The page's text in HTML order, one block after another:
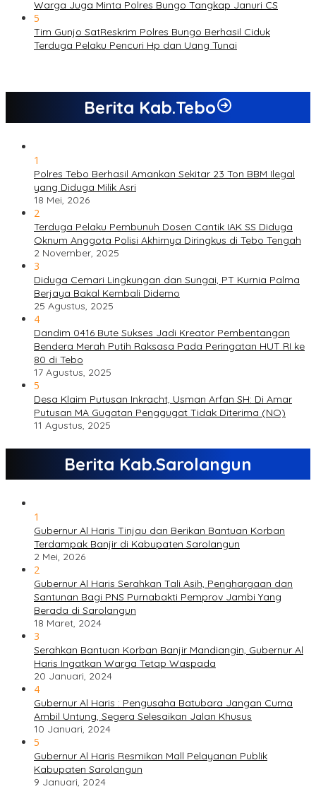
Warga Juga Minta Polres Bungo Tangkap Januri CS
5
Tim Gunjo SatReskrim Polres Bungo Berhasil Ciduk
Terduga Pelaku Pencuri Hp dan Uang Tunai
Berita Kab.Tebo
1
Polres Tebo Berhasil Amankan Sekitar 23 Ton BBM Ilegal
yang Diduga Milik Asri
18 Mei, 2026
2
Terduga Pelaku Pembunuh Dosen Cantik IAK SS Diduga
Oknum Anggota Polisi Akhirnya Diringkus di Tebo Tengah
2 November, 2025
3
Diduga Cemari Lingkungan dan Sungai, PT Kurnia Palma
Berjaya Bakal Kembali Didemo
25 Agustus, 2025
4
Dandim 0416 Bute Sukses Jadi Kreator Pembentangan
Bendera Merah Putih Raksasa Pada Peringatan HUT RI ke
80 di Tebo
17 Agustus, 2025
5
Desa Klaim Putusan Inkracht, Usman Arfan SH: Di Amar
Putusan MA Gugatan Penggugat Tidak Diterima (NO)
11 Agustus, 2025
Berita Kab.Sarolangun
1
Gubernur Al Haris Tinjau dan Berikan Bantuan Korban
Terdampak Banjir di Kabupaten Sarolangun
2 Mei, 2026
2
Gubernur Al Haris Serahkan Tali Asih, Penghargaan dan
Santunan Bagi PNS Purnabakti Pemprov Jambi Yang
Berada di Sarolangun
18 Maret, 2024
3
Serahkan Bantuan Korban Banjir Mandiangin, Gubernur Al
Haris Ingatkan Warga Tetap Waspada
20 Januari, 2024
4
Gubernur Al Haris : Pengusaha Batubara Jangan Cuma
Ambil Untung, Segera Selesaikan Jalan Khusus
10 Januari, 2024
5
Gubernur Al Haris Resmikan Mall Pelayanan Publik
Kabupaten Sarolangun
9 Januari, 2024